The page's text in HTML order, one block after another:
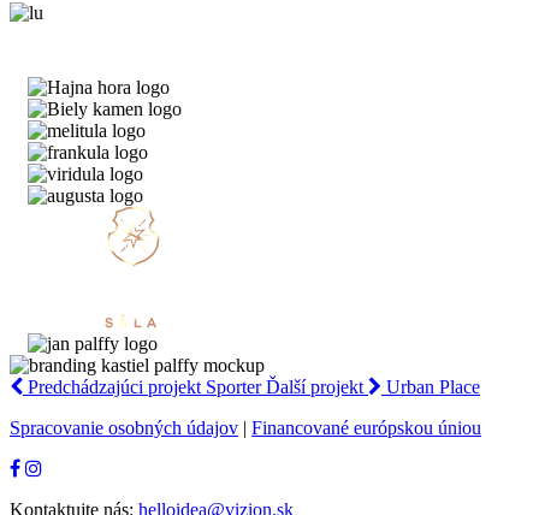
Predchádzajúci projekt Sporter Ďalší projekt
Urban Place
Spracovanie osobných údajov | Financované európskou úniou
Kontaktujte nás: helloidea@vizion.sk